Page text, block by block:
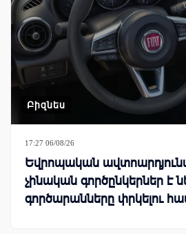
Բիզնես
17:27 06/08/26
Եվրոպական
չինական գործընկերներ է
գործարանները փրկելու